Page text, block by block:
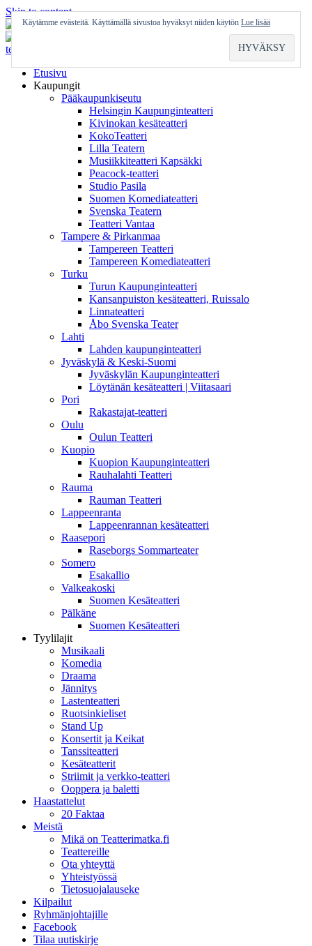
Skip to content
Etusivu
Kaupungit
Pääkaupunkiseutu
Helsingin Kaupunginteatteri
Kivinokan kesäteatteri
KokoTeatteri
Lilla Teatern
Musiikkiteatteri Kapsäkki
Peacock-teatteri
Studio Pasila
Suomen Komediateatteri
Svenska Teatern
Teatteri Vantaa
Tampere & Pirkanmaa
Tampereen Teatteri
Tampereen Komediateatteri
Turku
Turun Kaupunginteatteri
Kansanpuiston kesäteatteri, Ruissalo
Linnateatteri
Åbo Svenska Teater
Lahti
Lahden kaupunginteatteri
Jyväskylä & Keski-Suomi
Jyväskylän Kaupunginteatteri
Löytänän kesäteatteri | Viitasaari
Pori
Rakastajat-teatteri
Oulu
Oulun Teatteri
Kuopio
Kuopion Kaupunginteatteri
Rauhalahti Teatteri
Rauma
Rauman Teatteri
Lappeenranta
Lappeenrannan kesäteatteri
Raasepori
Raseborgs Sommarteater
Somero
Esakallio
Valkeakoski
Suomen Kesäteatteri
Pälkäne
Suomen Kesäteatteri
Tyylilajit
Musikaali
Komedia
Draama
Jännitys
Lastenteatteri
Ruotsinkieliset
Stand Up
Konsertit ja Keikat
Tanssiteatteri
Kesäteatterit
Striimit ja verkko-teatteri
Ooppera ja baletti
Haastattelut
20 Faktaa
Meistä
Mikä on Teatterimatka.fi
Teattereille
Ota yhteyttä
Yhteistyössä
Tietosuojalauseke
Kilpailut
Ryhmänjohtajille
Facebook
Tilaa uutiskirje
Käytämme evästeitä. Käyttämällä sivustoa hyväksyt niiden käytön Lue lisää